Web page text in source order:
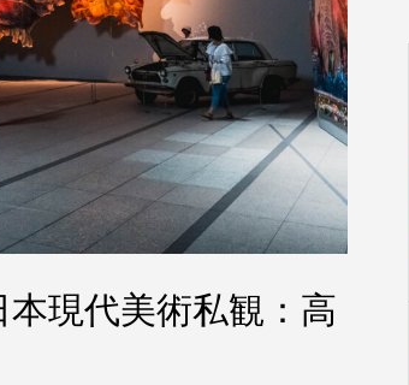
現代美術私観：高